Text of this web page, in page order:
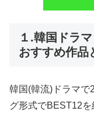
１.韓国ドラ
おすすめ作品
韓国(韓流)ドラマで
グ形式でBEST12を